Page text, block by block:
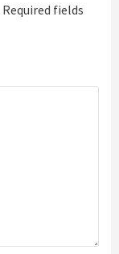
Required fields